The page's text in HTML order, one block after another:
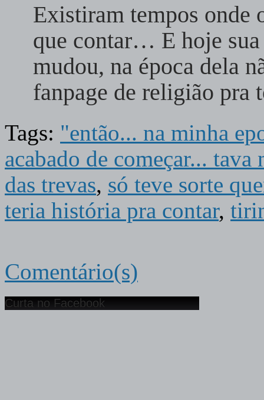
Existiram tempos onde
que contar… E hoje
mudou, na época dela
fanpage de religião
Tags: "então... na minha
acabado de começar...
das trevas, só teve sorte
teria história pra contar,
Comentário(s)
Curta no Facebook